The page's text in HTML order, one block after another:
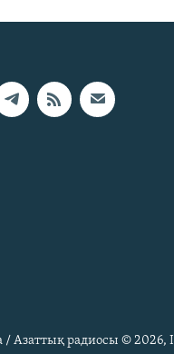
/ Азаттық радиосы ©